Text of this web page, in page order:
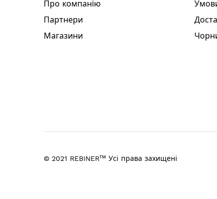
Про компанію
Партнери
Магазини
© 2021 REBINERтм Усі права захищені